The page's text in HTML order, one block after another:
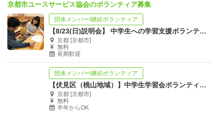
京都市ユースサービス協会のボランティア募集
団体メンバー/継続ボランティア
【8/23(日)説明会】 中学生への学習支援ボランティア説明会【別日個別説明可】
京都 [京都市]
無料
長期歓迎
団体メンバー/継続ボランティア
【伏見区（桃山地域）】中学生学習会ボランティアスタッフ募集
京都 [京都市]
無料
半年からOK